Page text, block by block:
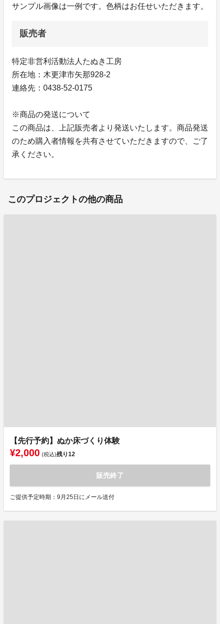
サンプル画像は一例です。色柄はお任せいただきます。
販売者
特定非営利活動法人たぬき工房
所在地：木更津市矢那928-2
連絡先：0438-52-0175
※商品の発送について
この商品は、上記販売者より発送いたします。商品発送
のため購入者情報を共有させていただきますので、ご了
承ください。
このプロジェクトの他の商品
【先行予約】ぬか床づくり体験
¥2,000 (税込)残り12
販売終了
ご提供予定時期：9月25日にメール送付